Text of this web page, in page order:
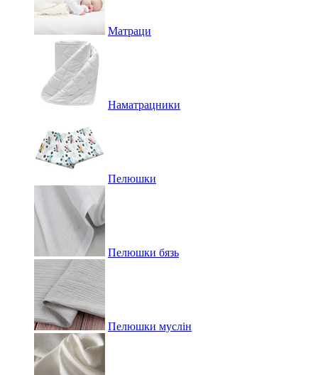
Матраци
Наматрацники
Пелюшки
Пелюшки бязь
Пелюшки муслін